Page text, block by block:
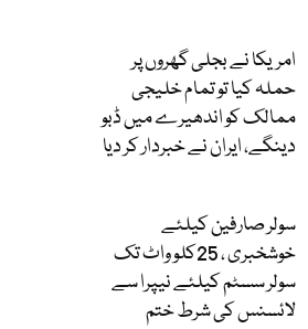
امریکا نے بجلی گھروں پر
حملہ کیا تو تمام خلیجی
ممالک کو اندھیرے میں ڈبو
دینگے، ایران نے خبردار کر دیا
سولر صارفین کیلئے
خوشخبری ، 25کلو واٹ تک
سولر سسٹم کیلئے نیپرا سے
لائسنس کی شرط ختم